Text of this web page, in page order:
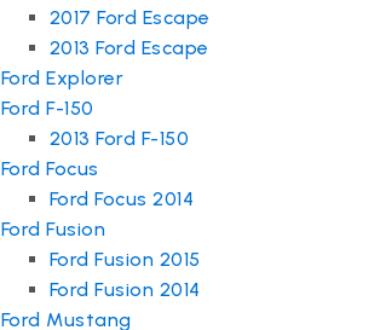
2017 Ford Escape
2013 Ford Escape
Ford Explorer
Ford F-150
2013 Ford F-150
Ford Focus
Ford Focus 2014
Ford Fusion
Ford Fusion 2015
Ford Fusion 2014
Ford Mustang